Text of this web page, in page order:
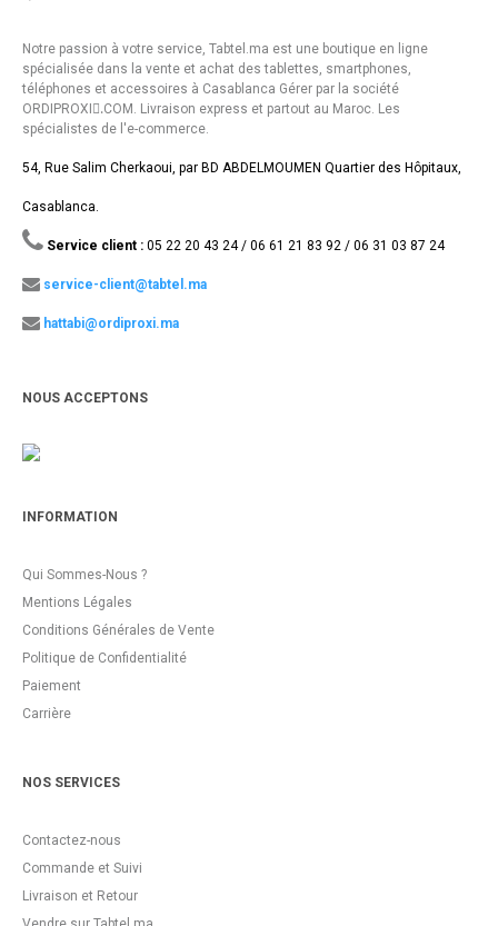
Notre passion à votre service, Tabtel.ma est une boutique en ligne
spécialisée dans la vente et achat des tablettes, smartphones,
téléphones et accessoires à Casablanca Gérer par la société
ORDIPROXI.ِCOM. Livraison express et partout au Maroc. Les
spécialistes de l'e-commerce.
54, Rue Salim Cherkaoui, par BD ABDELMOUMEN Quartier des Hôpitaux,
Casablanca.
Service client : 05 22 20 43 24 / 06 61 21 83 92 / 06 31 03 87 24
service-client@tabtel.ma
hattabi@ordiproxi.ma
NOUS ACCEPTONS
INFORMATION
Qui Sommes-Nous ?
Mentions Légales
Conditions Générales de Vente
Politique de Confidentialité
Paiement
Carrière
NOS SERVICES
Contactez-nous
Commande et Suivi
Livraison et Retour